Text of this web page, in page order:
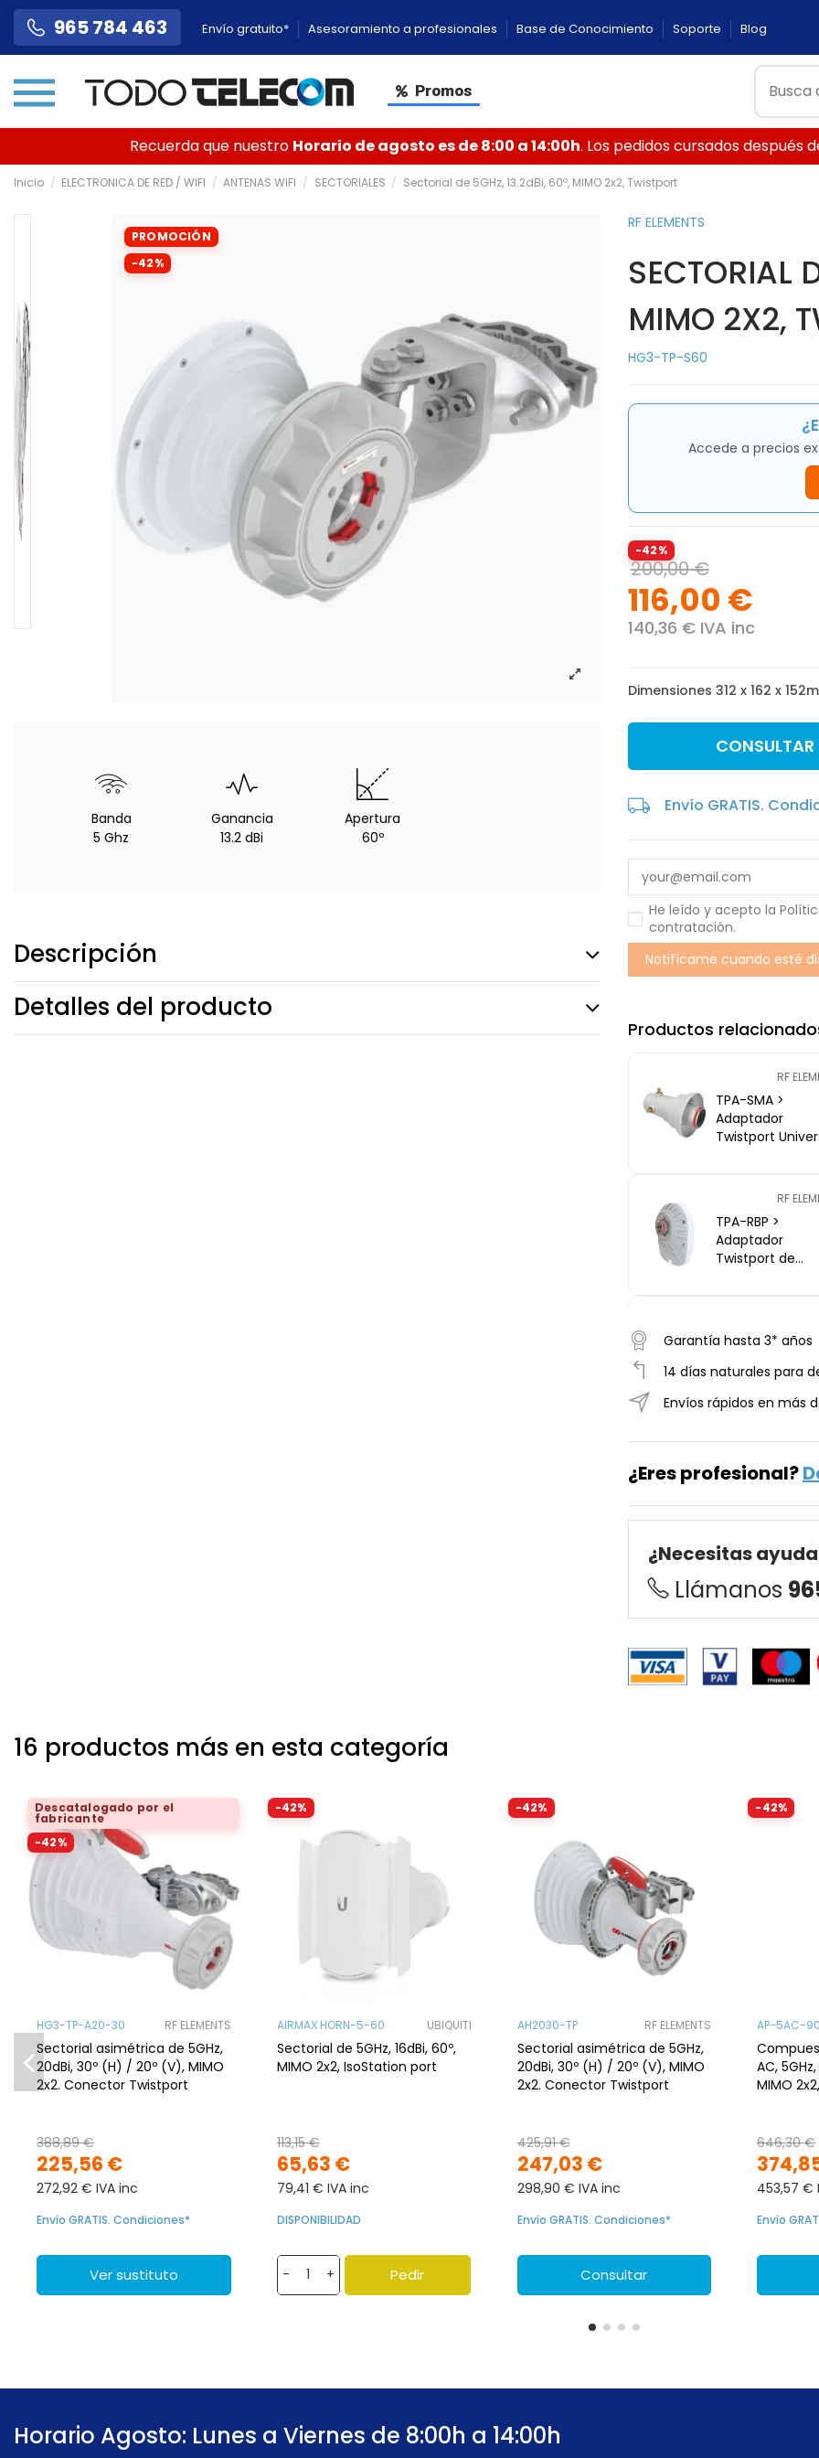
965 784 463 Envío gratuito* Asesoramiento a profesionales Base de Conocimiento Soporte Blog
Promos
Recuerda que nuestro Horario de agosto es de 8:00 a 14:00h. Los pedidos cursados después
Inicio ELECTRONICA DE RED / WIFI ANTENAS WIFI SECTORIALES Sectorial de 5GHz, 13.2dBi, 60º, MIMO 2x2, Twistport
PROMOCIÓN
-42%
Banda
5 Ghz
Ganancia
13.2 dBi
Apertura
60º
Descripción
Detalles del producto
RF ELEMENTS
SECTORIAL
MIMO 2X2,
HG3-TP-S60
Accede a precios
-42%
200,00 €
116,00 €
140,36 € IVA inc
Dimensiones 312 x 162 x
CONSULTAR
Envío GRATIS.
He leído y acepto la
contratación.
Productos
RF
TPA-SMA >
Adaptador
Twistport
RF
TPA-RBP >
Adaptador
Twistport de
TPA-PAF >
Twistport de
conexión
AC, PRISM, Airfiber
RF
TPA-RBC >
Adaptador
Twistport de
conexión RB91x,
antena RF-
Garantía hasta 3* años
14 días naturales para
Envíos rápidos en más
¿Eres profesional?
¿Necesitas
Llámanos
16 productos más en esta categoría
Descatalogado por el
fabricante
-42%
HG3-TP-A20-30 RF ELEMENTS
Sectorial asimétrica de 5GHz,
20dBi, 30º (H) / 20º (V), MIMO
2x2. Conector Twistport
225,56 €
388,89 €
272,92 € IVA inc
Envío GRATIS. Condiciones*
Ver sustituto
-42%
AIRMAX HORN-5-60 UBIQUITI
Sectorial de 5GHz, 16dBi, 60º,
MIMO 2x2, IsoStation port
65,63 €
113,15 €
79,41 € IVA inc
DISPONIBILIDAD
- + Pedir
-42%
AH2030-TP RF ELEMENTS
Sectorial asimétrica de 5GHz,
20dBi, 30º (H) / 20º (V), MIMO
2x2. Conector Twistport
247,03 €
425,91 €
298,90 € IVA inc
Envío GRATIS. Condiciones*
Consultar
-42%
AP-5AC-
AC,
MIMO
646,30 €
453,57 €
Envío
Horario Agosto: Lunes a Viernes de 8:00h a 14:00h